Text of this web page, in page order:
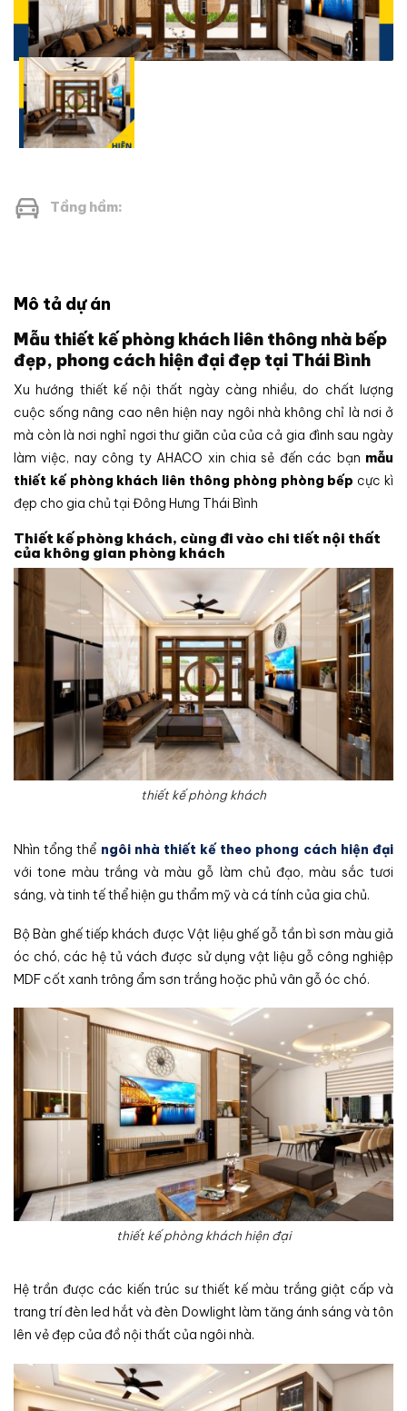
Tầng hầm:
Mô tả dự án
Mẫu thiết kế phòng khách liên thông nhà bếp
đẹp, phong cách hiện đại đẹp tại Thái Bình
Xu hướng thiết kế nội thất ngày càng nhiều, do chất lượng
cuộc sống nâng cao nên hiện nay ngôi nhà không chỉ là nơi ở
mà còn là nơi nghỉ ngơi thư giãn của của cả gia đình sau ngày
làm việc, nay công ty AHACO xin chia sẻ đến các bạn mẫu
thiết kế phòng khách liên thông phòng phòng bếp cực kì
đẹp cho gia chủ tại Đông Hưng Thái Bình
Thiết kế phòng khách, cùng đi vào chi tiết nội thất
của không gian phòng khách
thiết kế phòng khách
Nhìn tổng thể ngôi nhà thiết kế theo phong cách hiện đại
với tone màu trắng và màu gỗ làm chủ đạo, màu sắc tươi
sáng, và tinh tế thể hiện gu thẩm mỹ và cá tính của gia chủ.
Bộ Bàn ghế tiếp khách được Vật liệu ghế gỗ tần bì sơn màu giả
óc chó, các hệ tủ vách được sử dụng vật liệu gỗ công nghiệp
MDF cốt xanh trông ẩm sơn trắng hoặc phủ vân gỗ óc chó.
thiết kế phòng khách hiện đại
Hệ trần được các kiến trúc sư thiết kế màu trắng giật cấp và
trang trí đèn led hắt và đèn Dowlight làm tăng ánh sáng và tôn
lên vẻ đẹp của đồ nội thất của ngôi nhà.